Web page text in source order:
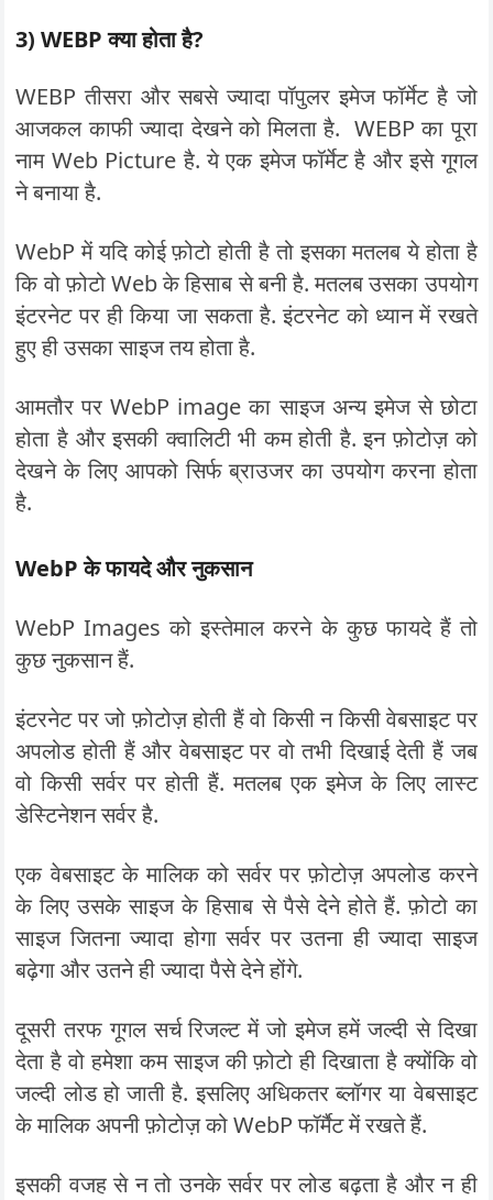
3) WEBP क्या होता है?
WEBP तीसरा और सबसे ज्यादा पॉपुलर इमेज फॉर्मेट है जो
आजकल काफी ज्यादा देखने को मिलता है. WEBP का पूरा
नाम Web Picture है. ये एक इमेज फॉर्मेट है और इसे गूगल
ने बनाया है.
WebP में यदि कोई फ़ोटो होती है तो इसका मतलब ये होता है
कि वो फ़ोटो Web के हिसाब से बनी है. मतलब उसका उपयोग
इंटरनेट पर ही किया जा सकता है. इंटरनेट को ध्यान में रखते
हुए ही उसका साइज तय होता है.
आमतौर पर WebP image का साइज अन्य इमेज से छोटा
होता है और इसकी क्वालिटी भी कम होती है. इन फ़ोटोज़ को
देखने के लिए आपको सिर्फ ब्राउजर का उपयोग करना होता
है.
WebP के फायदे और नुकसान
WebP Images को इस्तेमाल करने के कुछ फायदे हैं तो
कुछ नुकसान हैं.
इंटरनेट पर जो फ़ोटोज़ होती हैं वो किसी न किसी वेबसाइट पर
अपलोड होती हैं और वेबसाइट पर वो तभी दिखाई देती हैं जब
वो किसी सर्वर पर होती हैं. मतलब एक इमेज के लिए लास्ट
डेस्टिनेशन सर्वर है.
एक वेबसाइट के मालिक को सर्वर पर फ़ोटोज़ अपलोड करने
के लिए उसके साइज के हिसाब से पैसे देने होते हैं. फ़ोटो का
साइज जितना ज्यादा होगा सर्वर पर उतना ही ज्यादा साइज
बढ़ेगा और उतने ही ज्यादा पैसे देने होंगे.
दूसरी तरफ गूगल सर्च रिजल्ट में जो इमेज हमें जल्दी से दिखा
देता है वो हमेशा कम साइज की फ़ोटो ही दिखाता है क्योंकि वो
जल्दी लोड हो जाती है. इसलिए अधिकतर ब्लॉगर या वेबसाइट
के मालिक अपनी फ़ोटोज़ को WebP फॉर्मैट में रखते हैं.
इसकी वजह से न तो उनके सर्वर पर लोड बढ़ता है और न ही